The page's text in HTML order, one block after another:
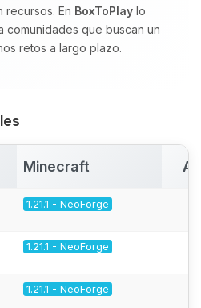
recursos. En BoxToPlay lo
comunidades que buscan un
retos a largo plazo.
Minecraft
1.21.1 - NeoForge
1.21.1 - NeoForge
1.21.1 - NeoForge